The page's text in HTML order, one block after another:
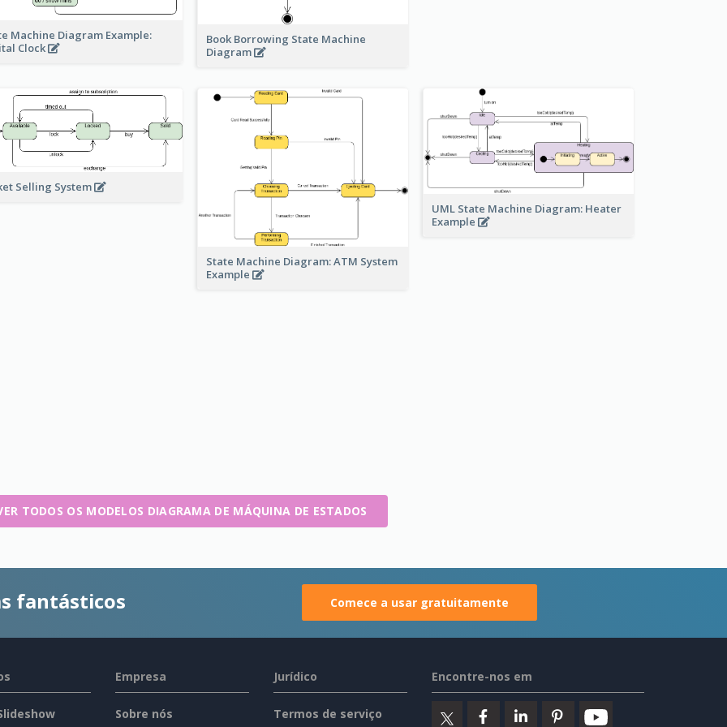
Machine Diagram Example:
Clock
Book Borrowing State Machine
Diagram
Selling System
State Machine Diagram: ATM System
Example
UML State Machine Diagram: Heater
Example
TODOS OS MODELOS DIAGRAMA DE MÁQUINA DE ESTADOS
fantásticos Comece a usar gratuitamente
Empresa
Sobre nós
Jurídico
Termos de serviço
Encontre-nos em